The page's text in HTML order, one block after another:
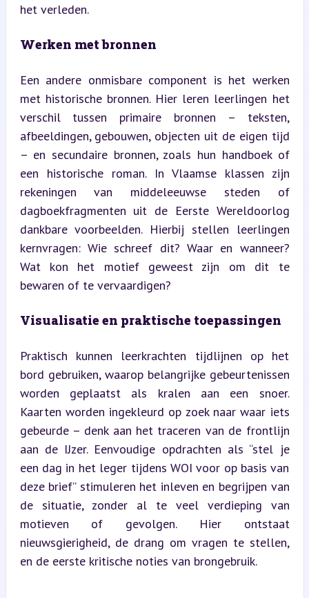
het verleden.
Werken met bronnen
Een andere onmisbare component is het werken
met historische bronnen. Hier leren leerlingen het
verschil tussen primaire bronnen – teksten,
afbeeldingen, gebouwen, objecten uit de eigen tijd
– en secundaire bronnen, zoals hun handboek of
een historische roman. In Vlaamse klassen zijn
rekeningen van middeleeuwse steden of
dagboekfragmenten uit de Eerste Wereldoorlog
dankbare voorbeelden. Hierbij stellen leerlingen
kernvragen: Wie schreef dit? Waar en wanneer?
Wat kon het motief geweest zijn om dit te
bewaren of te vervaardigen?
Visualisatie en praktische toepassingen
Praktisch kunnen leerkrachten tijdlijnen op het
bord gebruiken, waarop belangrijke gebeurtenissen
worden geplaatst als kralen aan een snoer.
Kaarten worden ingekleurd op zoek naar waar iets
gebeurde – denk aan het traceren van de frontlijn
aan de IJzer. Eenvoudige opdrachten als “stel je
een dag in het leger tijdens WOI voor op basis van
deze brief” stimuleren het inleven en begrijpen van
de situatie, zonder al te veel verdieping van
motieven of gevolgen. Hier ontstaat
nieuwsgierigheid, de drang om vragen te stellen,
en de eerste kritische noties van brongebruik.